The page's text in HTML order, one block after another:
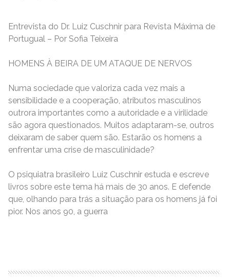
Entrevista do Dr. Luiz Cuschnir para Revista Máxima de
Portugual – Por Sofia Teixeira
HOMENS À BEIRA DE UM ATAQUE DE NERVOS
Numa sociedade que valoriza cada vez mais a
sensibilidade e a cooperação, atributos masculinos
outrora importantes como a autoridade e a virilidade
são agora questionados. Muitos adaptaram-se, outros
deixaram de saber quem são. Estarão os homens a
enfrentar uma crise de masculinidade?
O psiquiatra brasileiro Luiz Cuschnir estuda e escreve
livros sobre este tema há mais de 30 anos. E defende
que, olhando para trás a situação para os homens já foi
pior. Nos anos 90, a guerra